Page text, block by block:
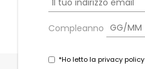
Compleanno
*Ho letto la privacy policy